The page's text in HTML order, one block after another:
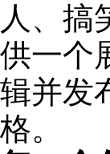
人、搞
供一个
辑并发
格。